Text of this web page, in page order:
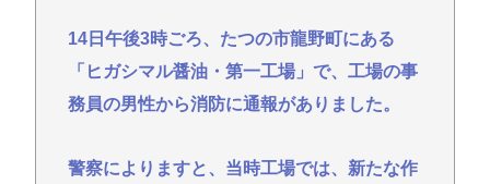
誰でもできる仕事してるやつって死にたくならん
の？
なして君ら「テスラ」買わないの？モデル3なら300
林家パー子、認知症が進行「一人で外出られない」
14日午後3時ごろ、たつの市龍野町にある
「ヒガシマル醤油・第一工場」で、工場の事
務員の男性から消防に通報がありました。
警察によりますと、当時工場では、新たな作